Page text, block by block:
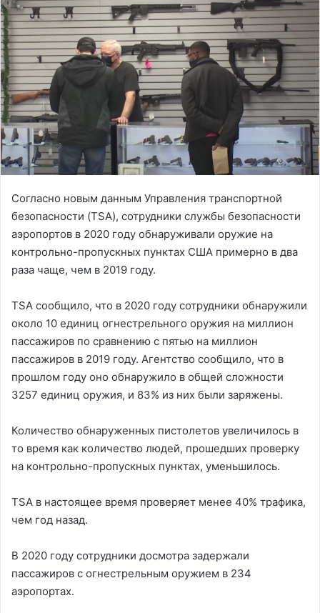
Согласно новым данным Управления транспортной
безопасности (TSA), сотрудники службы безопасности
аэропортов в 2020 году обнаруживали оружие на
контрольно-пропускных пунктах США примерно в два
раза чаще, чем в 2019 году.
TSA сообщило, что в 2020 году сотрудники обнаружили
около 10 единиц огнестрельного оружия на миллион
пассажиров по сравнению с пятью на миллион
пассажиров в 2019 году. Агентство сообщило, что в
прошлом году оно обнаружило в общей сложности
3257 единиц оружия, и 83% из них были заряжены.
Количество обнаруженных пистолетов увеличилось в
то время как количество людей, прошедших проверку
на контрольно-пропускных пунктах, уменьшилось.
TSA в настоящее время проверяет менее 40% трафика,
чем год назад.
В 2020 году сотрудники досмотра задержали
пассажиров с огнестрельным оружием в 234
аэропортах.